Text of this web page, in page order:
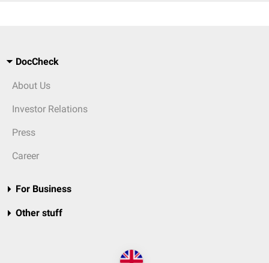
DocCheck
About Us
Investor Relations
Press
Career
For Business
Other stuff